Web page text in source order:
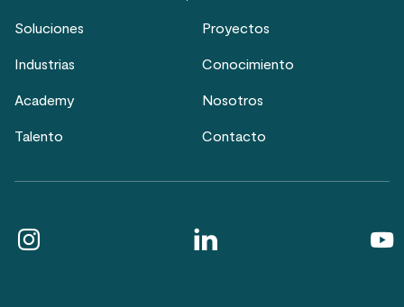
Soluciones Proyectos
Industrias Conocimiento
Academy Nosotros
Talento Contacto